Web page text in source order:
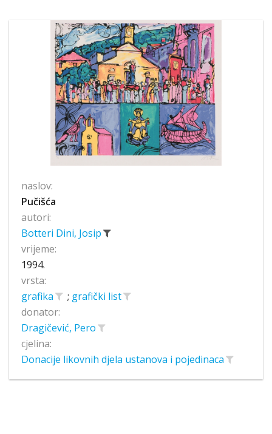
naslov:
Pučišća
autori:
Botteri Dini, Josip
vrijeme:
1994.
vrsta:
grafika
; grafički list
donator:
Dragičević, Pero
cjelina:
Donacije likovnih djela ustanova i pojedinaca